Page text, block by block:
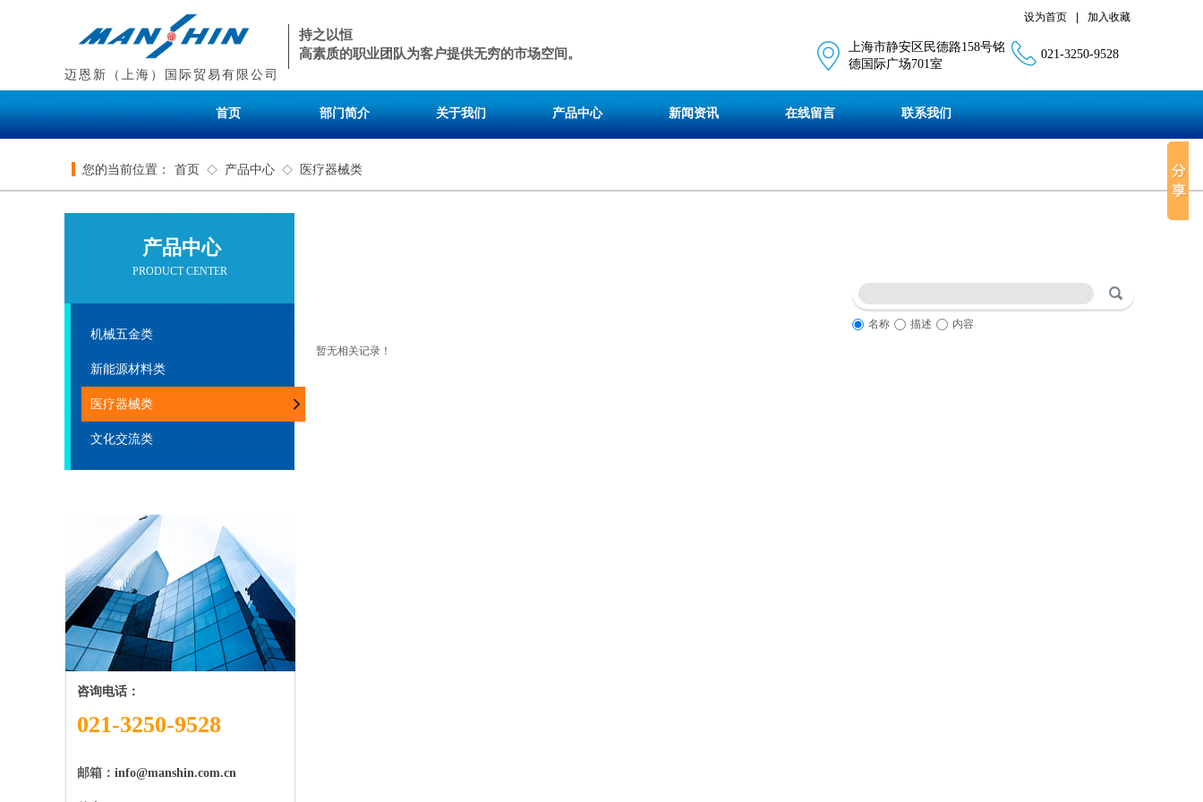
021-3250-9528
上海市静安区民德路158号铭
德国际广场701室
持之以恒
高素质的职业团队为客户提供无穷的市场空间。
迈恩新（上海）国际贸易有限公司
设为首页 加入收藏
首页 部门简介 关于我们 产品中心 新闻资讯 在线留言 联系我们
首页 ◇ 产品中心 ◇ 医疗器械类
您的当前位置：
产品中心
PRODUCT CENTER
名称 描述 内容
机械五金类
新能源材料类
医疗器械类
文化交流类
暂无相关记录！
咨询电话：
021-3250-9528
邮箱： info@manshin.com.cn